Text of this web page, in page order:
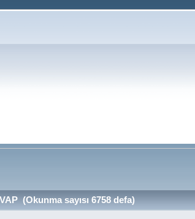
(Okunma sayısı 6758 defa)